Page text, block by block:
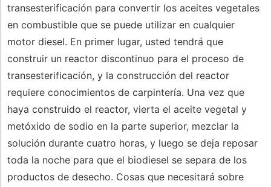
transesterificación para convertir los aceites vegetales
en combustible que se puede utilizar en cualquier
motor diesel. En primer lugar, usted tendrá que
construir un reactor discontinuo para el proceso de
transesterificación, y la construcción del reactor
requiere conocimientos de carpintería. Una vez que
haya construido el reactor, vierta el aceite vegetal y
metóxido de sodio en la parte superior, mezclar la
solución durante cuatro horas, y luego se deja reposar
toda la noche para que el biodiesel se separa de los
productos de desecho. Cosas que necesitará sobre